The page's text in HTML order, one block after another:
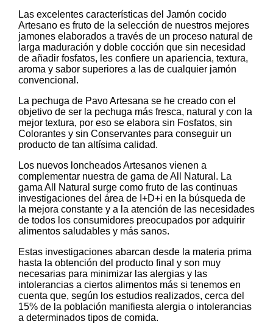
Las excelentes características del Jamón cocido
Artesano es fruto de la selección de nuestros mejores
jamones elaborados a través de un proceso natural de
larga maduración y doble cocción que sin necesidad
de añadir fosfatos, les confiere un apariencia, textura,
aroma y sabor superiores a las de cualquier jamón
convencional.
La pechuga de Pavo Artesana se he creado con el
objetivo de ser la pechuga más fresca, natural y con la
mejor textura, por eso se elabora sin Fosfatos, sin
Colorantes y sin Conservantes para conseguir un
producto de tan altísima calidad.
Los nuevos loncheados Artesanos vienen a
complementar nuestra de gama de All Natural. La
gama All Natural surge como fruto de las continuas
investigaciones del área de I+D+i en la búsqueda de
la mejora constante y a la atención de las necesidades
de todos los consumidores preocupados por adquirir
alimentos saludables y más sanos.
Estas investigaciones abarcan desde la materia prima
hasta la obtención del producto final y son muy
necesarias para minimizar las alergias y las
intolerancias a ciertos alimentos más si tenemos en
cuenta que, según los estudios realizados, cerca del
15% de la población manifiesta alergia o intolerancias
a determinados tipos de comida.